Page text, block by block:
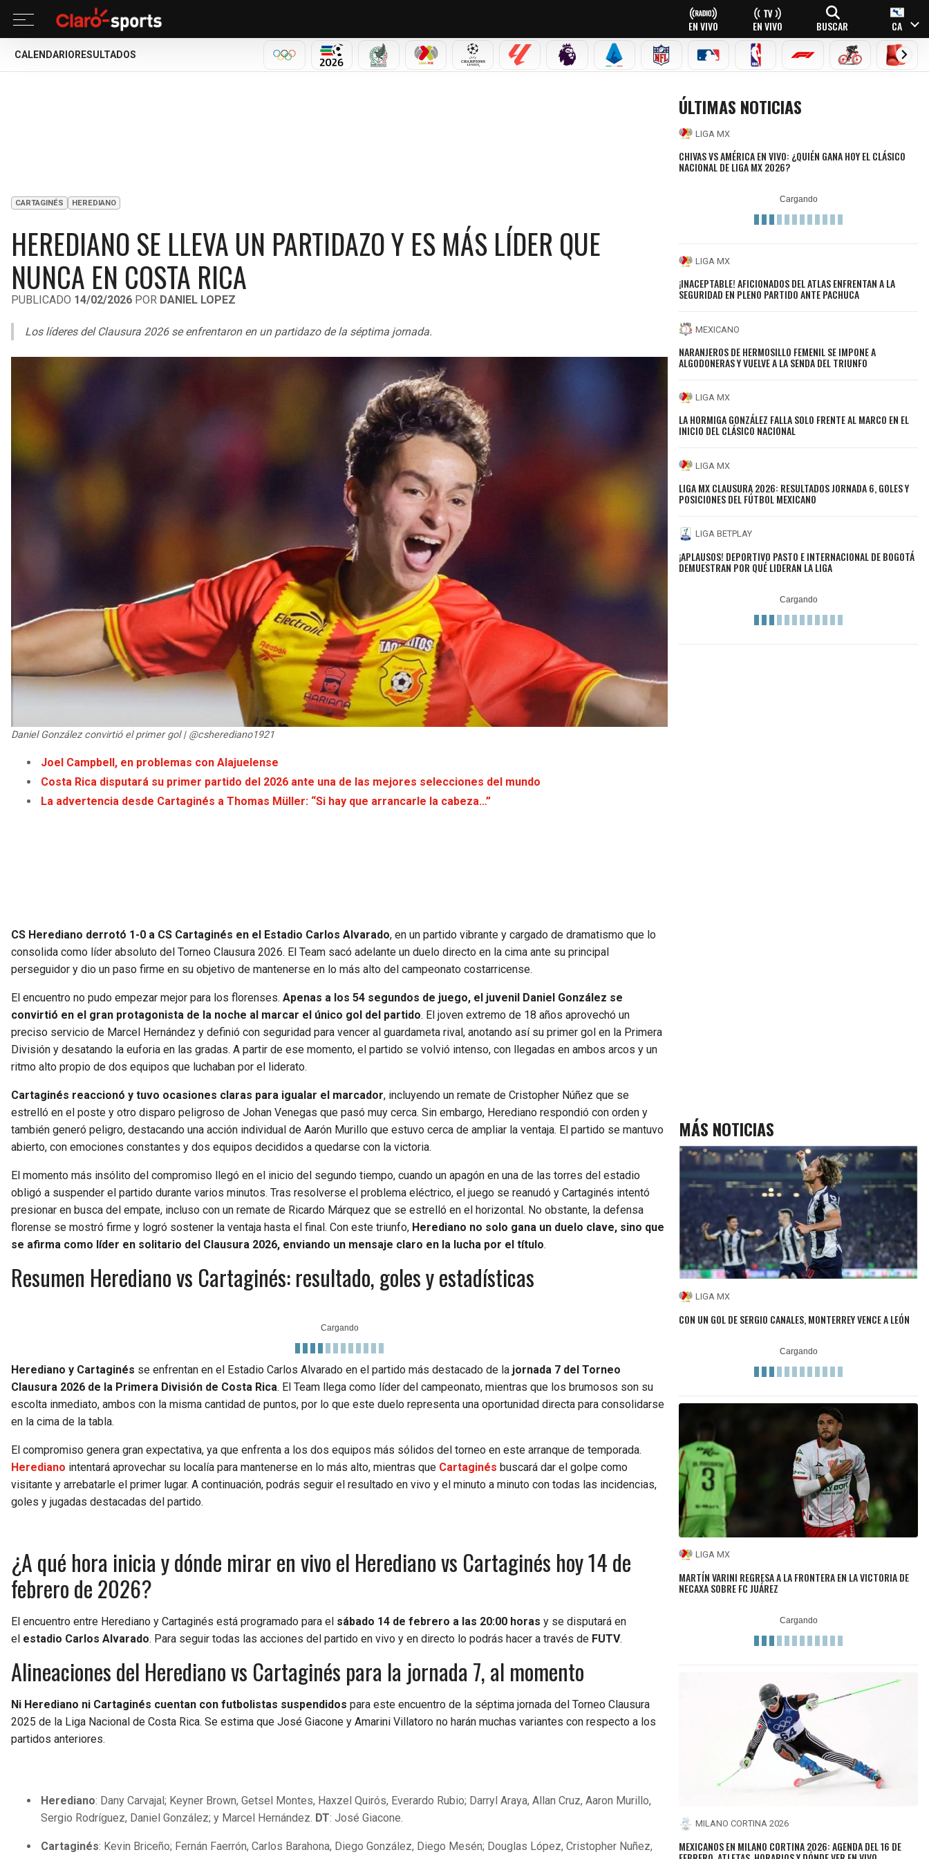
EN VIVO EN VIVO BUSCAR CA
CALENDARIO RESULTADOS
MILANO CORTINA 2026
MUNDIAL 2026SELECCIÓN MEXICANA
LIGA MX CHAMPIONS LEAGUE
LALIGA PREMIER LEAGUE
SERIE A NFL MLB NBA FÓRMULA 1CICLISMOBOXEO
CARTAGINÉS HEREDIANO
HEREDIANO SE LLEVA UN PARTIDAZO Y ES MÁS LÍDER QUE
NUNCA EN COSTA RICA
PUBLICADO 14/02/2026 POR DANIEL LOPEZ
Los líderes del Clausura 2026 se enfrentaron en un partidazo de la séptima jornada.
Daniel González convirtió el primer gol | @csherediano1921
Joel Campbell, en problemas con Alajuelense
Costa Rica disputará su primer partido del 2026 ante una de las mejores selecciones del mundo
La advertencia desde Cartaginés a Thomas Müller: “Si hay que arrancarle la cabeza…”
CS Herediano derrotó 1-0 a CS Cartaginés en el Estadio Carlos Alvarado, en un partido vibrante y cargado de dramatismo que lo
consolida como líder absoluto del Torneo Clausura 2026. El Team sacó adelante un duelo directo en la cima ante su principal
perseguidor y dio un paso firme en su objetivo de mantenerse en lo más alto del campeonato costarricense.
El encuentro no pudo empezar mejor para los florenses. Apenas a los 54 segundos de juego, el juvenil Daniel González se
convirtió en el gran protagonista de la noche al marcar el único gol del partido. El joven extremo de 18 años aprovechó un
preciso servicio de Marcel Hernández y definió con seguridad para vencer al guardameta rival, anotando así su primer gol en la Primera
División y desatando la euforia en las gradas. A partir de ese momento, el partido se volvió intenso, con llegadas en ambos arcos y un
ritmo alto propio de dos equipos que luchaban por el liderato.
Cartaginés reaccionó y tuvo ocasiones claras para igualar el marcador, incluyendo un remate de Cristopher Núñez que se
estrelló en el poste y otro disparo peligroso de Johan Venegas que pasó muy cerca. Sin embargo, Herediano respondió con orden y
también generó peligro, destacando una acción individual de Aarón Murillo que estuvo cerca de ampliar la ventaja. El partido se mantuvo
abierto, con emociones constantes y dos equipos decididos a quedarse con la victoria.
El momento más insólito del compromiso llegó en el inicio del segundo tiempo, cuando un apagón en una de las torres del estadio
obligó a suspender el partido durante varios minutos. Tras resolverse el problema eléctrico, el juego se reanudó y Cartaginés intentó
presionar en busca del empate, incluso con un remate de Ricardo Márquez que se estrelló en el horizontal. No obstante, la defensa
florense se mostró firme y logró sostener la ventaja hasta el final. Con este triunfo, Herediano no solo gana un duelo clave, sino que
se afirma como líder en solitario del Clausura 2026, enviando un mensaje claro en la lucha por el título.
Resumen Herediano vs Cartaginés: resultado, goles y estadísticas
Herediano y Cartaginés se enfrentan en el Estadio Carlos Alvarado en el partido más destacado de la jornada 7 del Torneo
Clausura 2026 de la Primera División de Costa Rica. El Team llega como líder del campeonato, mientras que los brumosos son su
escolta inmediato, ambos con la misma cantidad de puntos, por lo que este duelo representa una oportunidad directa para consolidarse
en la cima de la tabla.
El compromiso genera gran expectativa, ya que enfrenta a los dos equipos más sólidos del torneo en este arranque de temporada.
Herediano intentará aprovechar su localía para mantenerse en lo más alto, mientras que Cartaginés buscará dar el golpe como
visitante y arrebatarle el primer lugar. A continuación, podrás seguir el resultado en vivo y el minuto a minuto con todas las incidencias,
goles y jugadas destacadas del partido.
¿A qué hora inicia y dónde mirar en vivo el Herediano vs Cartaginés hoy 14 de
febrero de 2026?
El encuentro entre Herediano y Cartaginés está programado para el sábado 14 de febrero a las 20:00 horas y se disputará en
el estadio Carlos Alvarado. Para seguir todas las acciones del partido en vivo y en directo lo podrás hacer a través de FUTV.
Alineaciones del Herediano vs Cartaginés para la jornada 7, al momento
Ni Herediano ni Cartaginés cuentan con futbolistas suspendidos para este encuentro de la séptima jornada del Torneo Clausura
2025 de la Liga Nacional de Costa Rica. Se estima que José Giacone y Amarini Villatoro no harán muchas variantes con respecto a los
partidos anteriores.
Herediano: Dany Carvajal; Keyner Brown, Getsel Montes, Haxzel Quirós, Everardo Rubio; Darryl Araya, Allan Cruz, Aaron Murillo,
Sergio Rodríguez, Daniel González; y Marcel Hernández. DT: José Giacone.
Cartaginés: Kevin Briceño; Fernán Faerrón, Carlos Barahona, Diego González, Diego Mesén; Douglas López, Cristopher Nuñez,
ÚLTIMAS NOTICIAS
LIGA MX
CHIVAS VS AMÉRICA EN VIVO: ¿QUIÉN GANA HOY EL CLÁSICO
NACIONAL DE LIGA MX 2026?
LIGA MX
¡INACEPTABLE! AFICIONADOS DEL ATLAS ENFRENTAN A LA
SEGURIDAD EN PLENO PARTIDO ANTE PACHUCA
MEXICANO
NARANJEROS DE HERMOSILLO FEMENIL SE IMPONE A
ALGODONERAS Y VUELVE A LA SENDA DEL TRIUNFO
LIGA MX
LA HORMIGA GONZÁLEZ FALLA SOLO FRENTE AL MARCO EN EL
INICIO DEL CLÁSICO NACIONAL
LIGA MX
LIGA MX CLAUSURA 2026: RESULTADOS JORNADA 6, GOLES Y
POSICIONES DEL FÚTBOL MEXICANO
LIGA BETPLAY
¡APLAUSOS! DEPORTIVO PASTO E INTERNACIONAL DE BOGOTÁ
DEMUESTRAN POR QUÉ LIDERAN LA LIGA
MÁS NOTICIAS
LIGA MX
CON UN GOL DE SERGIO CANALES, MONTERREY VENCE A LEÓN
LIGA MX
MARTÍN VARINI REGRESA A LA FRONTERA EN LA VICTORIA DE
NECAXA SOBRE FC JUÁREZ
MILANO CORTINA 2026
MEXICANOS EN MILANO CORTINA 2026: AGENDA DEL 16 DE